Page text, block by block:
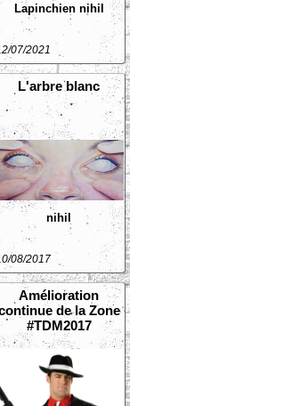
Lapinchien nihil
07/2021
L'arbre blanc
nihil
08/2017
Amélioration
de la Zone
#TDM2017